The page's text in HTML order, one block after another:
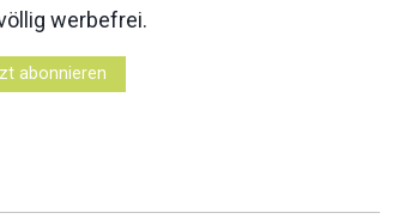
werbefrei.
abonnieren